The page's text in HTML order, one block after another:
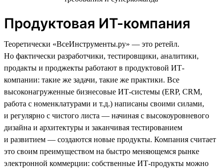
Продуктовая ИТ-компания
Теоретически «ВсеИнструменты.ру» — это ретейл.
Но фактически разработчики, тестировщики, аналитики,
продакты и проджекты работают в продуктовой ИТ-
компании: такие же задачи, такие же практики. Все
высоконагруженные бизнесовые ИТ-системы (ERP, CRM,
работа с номенклатурами и т.д.) написаны своими силами,
и регулярно с чистого листа — начиная с высокоуровневого
дизайна и архитектуры и заканчивая тестированием
и развитием — создаются новые продукты. Компания считает
это своим преимуществом на быстро меняющемся рынке
электронной коммерции: собственные ИТ-продукты можно